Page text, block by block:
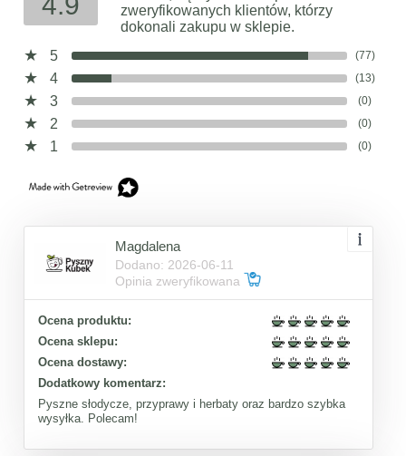
zweryfikowanych klientów, którzy
dokonali zakupu w sklepie.
5
(77)
4 (13)
3 (0)
2 (0)
1 (0)
Magdalena
Dodano: 2026-06-11
Opinia zweryfikowana
Ocena produktu:
Ocena sklepu:
Ocena dostawy:
Dodatkowy komentarz:
Pyszne słodycze, przyprawy i herbaty oraz bardzo szybka
wysyłka. Polecam!